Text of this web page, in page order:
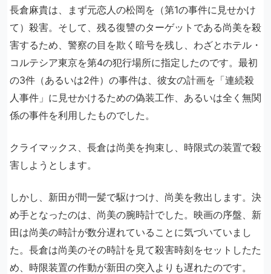
長倉麻貴は、まず元恋人の松岡を（第1の事件に見せかけ
て）殺害。そして、残る復讐のターゲットである尚美を殺
害するため、警察の目を欺く暗号を残し、わざとホテル・
コルテシア東京を第4の犯行場所に指定したのです。最初
の3件（あるいは2件）の事件は、彼女の計画を「連続殺
人事件」に見せかけるための偽装工作、あるいは全く無関
係の事件を利用したものでした。
クライマックス、長倉は尚美を拘束し、時限式の装置で殺
害しようとします。
しかし、新田が間一髪で駆けつけ、尚美を救出します。決
め手となったのは、尚美の腕時計でした。映画の序盤、新
田は尚美の時計が数分遅れていることに気づいていまし
た。長倉は尚美のその時計を見て殺害時刻をセットしたた
め、時限装置の作動が新田の突入よりも遅れたのです。